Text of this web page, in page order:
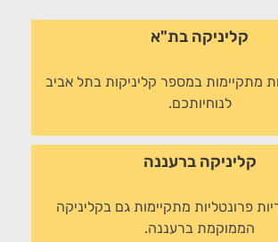
קליניקה בת"א
מתקיימות במספר קליניקות בתל אביב
לנוחיותכם.
קליניקה ברעננה
פרונטליות מתקיימות גם בקליניקה
הממוקמת ברעננה.